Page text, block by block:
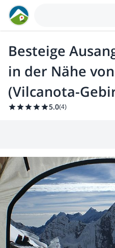
Besteige
in der Nähe
(Vilcanota-
5.0(4)